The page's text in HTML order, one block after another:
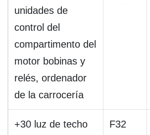
unidades de
control del
compartimento del
motor bobinas y
relés, ordenador
de la carrocería
+30 luz de techo
F32